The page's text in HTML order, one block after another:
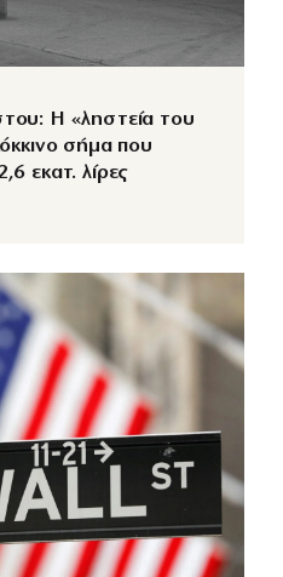
Η «ληστεία του
σήμα που
εκατ. λίρες